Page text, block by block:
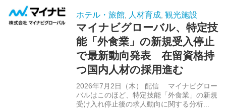
ホテル・旅館, 人材育成, 観光施設
マイナビグローバル、特定技
能「外食業」の新規受入停止
で最新動向発表 在留資格持
つ国内人材の採用進む
2026年7月2日（木） 配信 マイナビグロー
バルはこのほど、特定技能「外食業」の新規
受け入れ停止後の求人動向に関する分析...